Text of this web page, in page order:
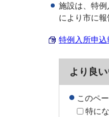
施設は、特例
により市に報
特例入所申込
より良
このペ
特に